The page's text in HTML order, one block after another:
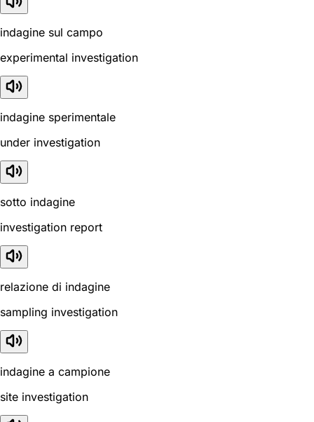
indagine sul campo
experimental investigation
indagine sperimentale
under investigation
sotto indagine
investigation report
relazione di indagine
sampling investigation
indagine a campione
site investigation